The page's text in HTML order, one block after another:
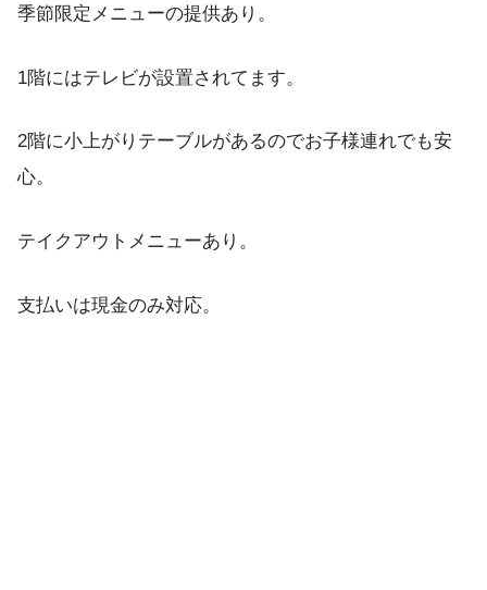
季節限定メニューの提供あり。
1階にはテレビが設置されてます。
2階に小上がりテーブルがあるのでお子様連れでも安
心。
テイクアウトメニューあり。
支払いは現金のみ対応。